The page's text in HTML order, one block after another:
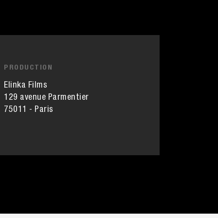
PRODUCTION
Elinka Films
129 avenue Parmentier
75011 - Paris